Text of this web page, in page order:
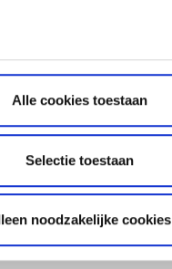
Alle cookies toestaan
Selectie toestaan
noodzakelijke cookies
regelgeving voor